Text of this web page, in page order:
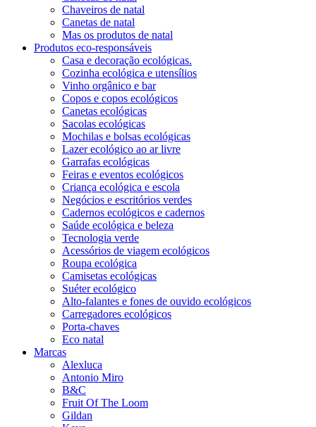
Chaveiros de natal
Canetas de natal
Mas os produtos de natal
Produtos eco-responsáveis
Casa e decoração ecológicas.
Cozinha ecológica e utensílios
Vinho orgânico e bar
Copos e copos ecológicos
Canetas ecológicas
Sacolas ecológicas
Mochilas e bolsas ecológicas
Lazer ecológico ao ar livre
Garrafas ecológicas
Feiras e eventos ecológicos
Criança ecológica e escola
Negócios e escritórios verdes
Cadernos ecológicos e cadernos
Saúde ecológica e beleza
Tecnologia verde
Acessórios de viagem ecológicos
Roupa ecológica
Camisetas ecológicas
Suéter ecológico
Alto-falantes e fones de ouvido ecológicos
Carregadores ecológicos
Porta-chaves
Eco natal
Marcas
Alexluca
Antonio Miro
B&C
Fruit Of The Loom
Gildan